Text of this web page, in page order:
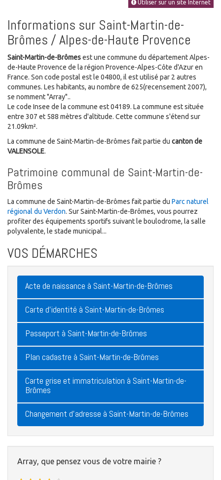
Utiliser sur un site Internet
Informations sur Saint-Martin-de-
Brômes / Alpes-de-Haute Provence
Saint-Martin-de-Brômesest une commune du département Alpes-
de-Haute Provence de la région Provence-Alpes-Côte d'Azur en
France. Son code postal est le 04800, il est utilisé par 2 autres
communes. Les habitants, au nombre de 625(recensement 2007),
se nomment "Array"..
Le code Insee de la commune est 04189. La commune est située
entre 307 et 588 mètres d'altitude. Cette commune s'étend sur
21.09km².
La commune de Saint-Martin-de-Brômes fait partie du canton de
VALENSOLE.
Patrimoine communal de Saint-Martin-de-
Brômes
La commune de Saint-Martin-de-Brômes fait partie du Parc naturel
régional du Verdon. Sur Saint-Martin-de-Brômes, vous pourrez
profiter des équipements sportifs suivant le boulodrome, la salle
polyvalente, le stade municipal...
VOS DÉMARCHES
Acte de naissance à Saint-Martin-de-Brômes
Carte d'identité à Saint-Martin-de-Brômes
Passeport à Saint-Martin-de-Brômes
Plan cadastre à Saint-Martin-de-Brômes
Carte grise et immatriculation à Saint-Martin-de-
Brômes
Changement d'adresse à Saint-Martin-de-Brômes
Array, que pensez vous de votre mairie ?